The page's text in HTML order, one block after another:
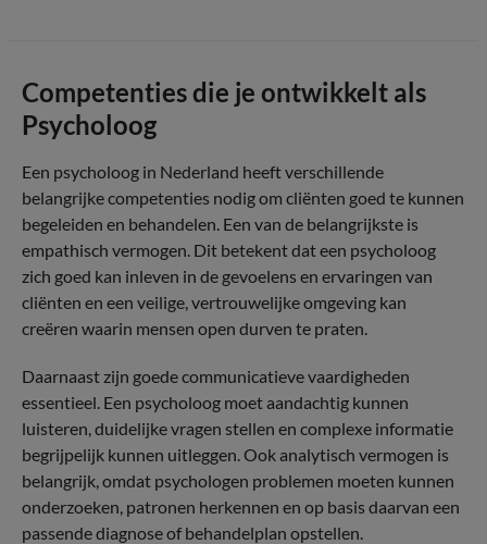
Competenties die je ontwikkelt als
Psycholoog
Een psycholoog in Nederland heeft verschillende
belangrijke competenties nodig om cliënten goed te kunnen
begeleiden en behandelen. Een van de belangrijkste is
empathisch vermogen. Dit betekent dat een psycholoog
zich goed kan inleven in de gevoelens en ervaringen van
cliënten en een veilige, vertrouwelijke omgeving kan
creëren waarin mensen open durven te praten.
Daarnaast zijn goede communicatieve vaardigheden
essentieel. Een psycholoog moet aandachtig kunnen
luisteren, duidelijke vragen stellen en complexe informatie
begrijpelijk kunnen uitleggen. Ook analytisch vermogen is
belangrijk, omdat psychologen problemen moeten kunnen
onderzoeken, patronen herkennen en op basis daarvan een
passende diagnose of behandelplan opstellen.